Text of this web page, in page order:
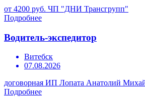
от 4200 руб. ЧП "ДНИ Трансгрупп"
Подробнее
Водитель-экспедитор
Витебск
07.08.2026
договорная ИП Лопата Анатолий
Подробнее